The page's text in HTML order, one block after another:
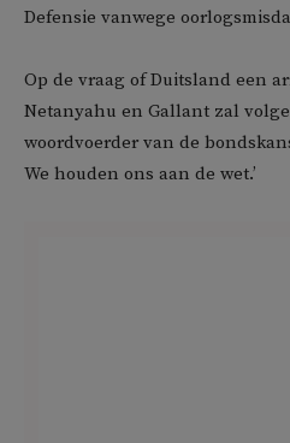
Defensie vanwege
Op de vraag of Duitsland een
Netanyahu en Gallant zal
woordvoerder van de
We houden ons aan de wet.’